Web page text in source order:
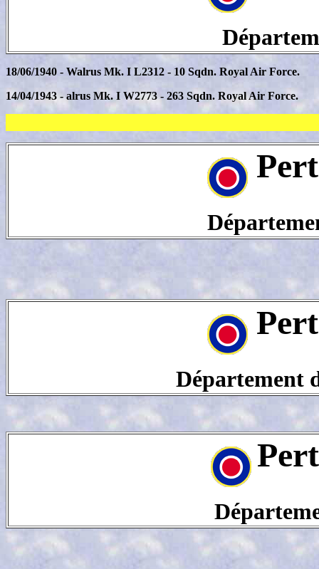
18/06/1940 - Walrus Mk. I L2312 - 10 Sqdn. Royal Air Force.
14/04/1943 - alrus Mk. I W2773 - 263 Sqdn. Royal Air Force.
Département